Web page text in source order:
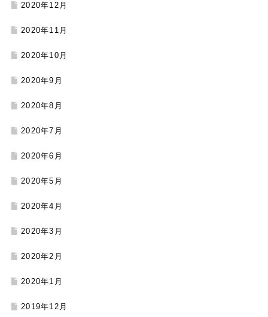
2020年12月
2020年11月
2020年10月
2020年9月
2020年8月
2020年7月
2020年6月
2020年5月
2020年4月
2020年3月
2020年2月
2020年1月
2019年12月